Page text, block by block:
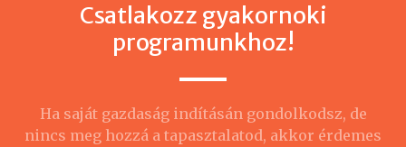
Csatlakozz gyakornoki
programunkhoz!
Ha saját gazdaság indításán gondolkodsz, de
nincs meg hozzá a tapasztalatod, akkor érdemes